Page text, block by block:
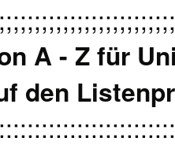
A - Z für
den